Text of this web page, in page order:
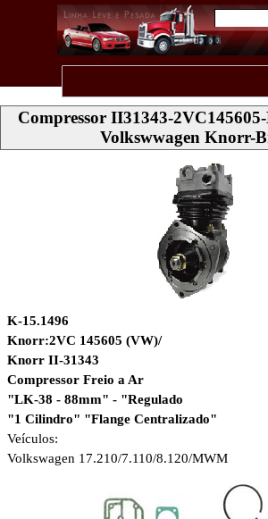
Compressor II31343-
Volkswwagen Knorr-
K-15.1496
Knorr:2VC 145605 (VW)/
Knorr II-31343
Compressor Freio a Ar
"LK-38 - 88mm" - "Regulado
"1 Cilindro" "Flange Centralizado"
Veículos:
Volkswagen 17.210/7.110/8.120/MWM